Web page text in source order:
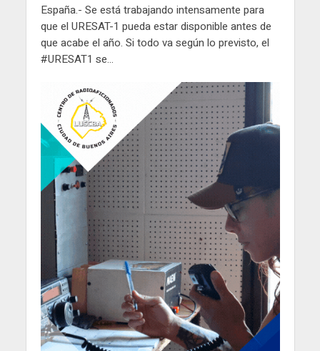
España.- Se está trabajando intensamente para
que el URESAT-1 pueda estar disponible antes de
que acabe el año. Si todo va según lo previsto, el
#URESAT1 se...